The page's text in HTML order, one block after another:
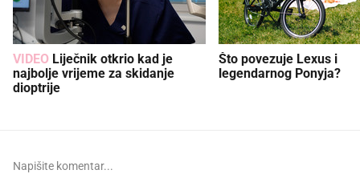
VIDEO
najbolje vrijeme za skidanje
dioptrije
Što povezuje Lexus i
legendarnog Ponyja?